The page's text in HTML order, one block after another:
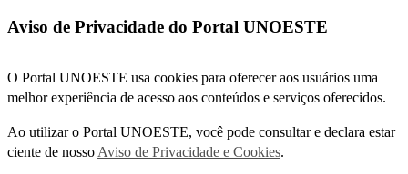
Aviso de Privacidade do Portal UNOESTE
O Portal UNOESTE usa cookies para oferecer aos usuários uma
melhor experiência de acesso aos conteúdos e serviços oferecidos.
Ao utilizar o Portal UNOESTE, você pode consultar e declara estar
ciente de nosso Aviso de Privacidade e Cookies.